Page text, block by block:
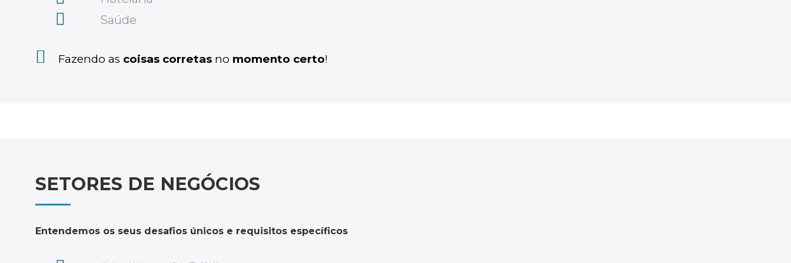
Saúde
Fazendo as coisas corretas no momento certo!
SETORES DE NEGÓCIOS
Entendemos os seus desafios únicos e requisitos específicos